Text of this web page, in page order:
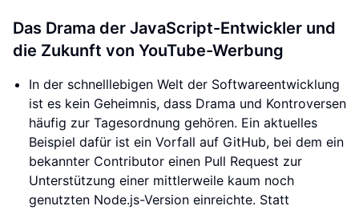
Das Drama der JavaScript-Entwickler und
die Zukunft von YouTube-Werbung
In der schnelllebigen Welt der Softwareentwicklung
ist es kein Geheimnis, dass Drama und Kontroversen
häufig zur Tagesordnung gehören. Ein aktuelles
Beispiel dafür ist ein Vorfall auf GitHub, bei dem ein
bekannter Contributor einen Pull Request zur
Unterstützung einer mittlerweile kaum noch
genutzten Node.js-Version einreichte. Statt